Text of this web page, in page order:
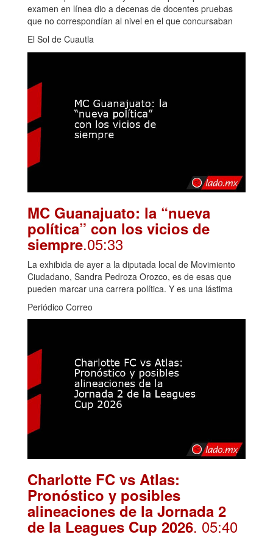
examen en línea dio a decenas de docentes pruebas
que no correspondían al nivel en el que concursaban
El Sol de Cuautla
MC Guanajuato: la “nueva
política” con los vicios de
siempre.05:33
La exhibida de ayer a la diputada local de Movimiento
Ciudadano, Sandra Pedroza Orozco, es de esas que
pueden marcar una carrera política. Y es una lástima
Periódico Correo
Charlotte FC vs Atlas:
Pronóstico y posibles
alineaciones de la Jornada 2
de la Leagues Cup 2026. 05:40